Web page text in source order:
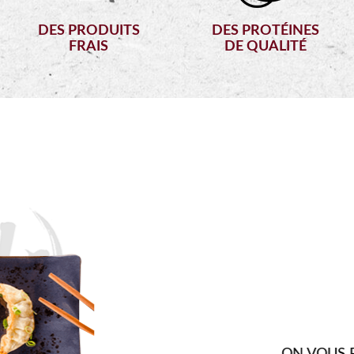
DES PRODUITS
FRAIS
DES PROTÉINES
DE QUALITÉ